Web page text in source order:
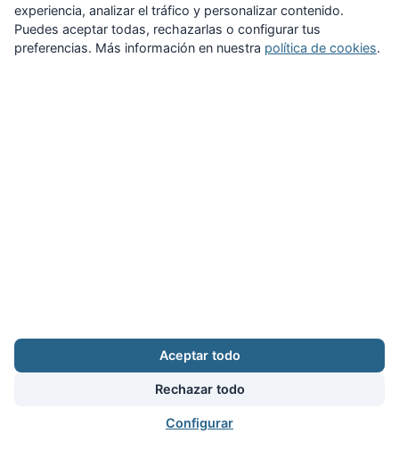
experiencia, analizar el tráfico y personalizar contenido.
Puedes aceptar todas, rechazarlas o configurar tus
preferencias. Más información en nuestra política de cookies.
Aceptar todo
Rechazar todo
Configurar